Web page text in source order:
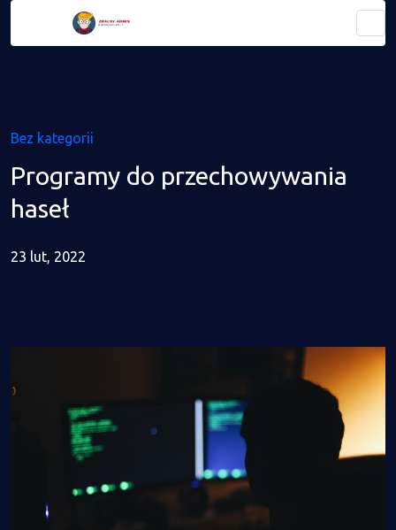
Bez kategorii
Programy do przechowywania
haseł
23 lut, 2022